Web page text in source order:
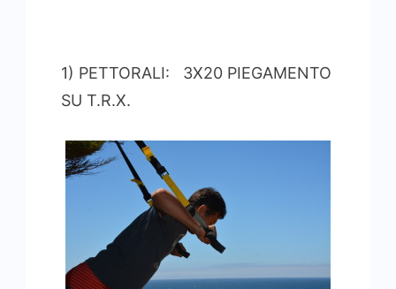
1) PETTORALI: 3X20 PIEGAMENTO
SU T.R.X.